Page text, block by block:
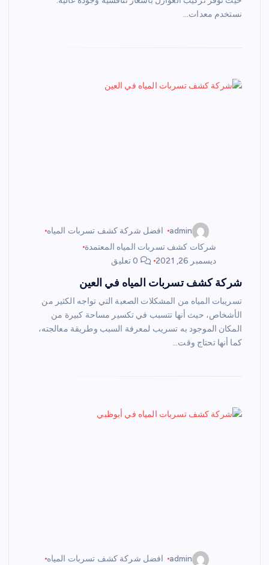
نستخدم معدات…
admin
افضل شركة كشف تسربات المياه
شركات كشف تسربات المياه المعتمدة
ديسمبر 26, 2021
شركة كشف تسربات المياه في العين
تسريبات المياه من المشكلات الصعبة التي تواجه الكثير من
الأشخاص، حيث أنها تتسبب في تكسير مساحة كبيرة من
المكان الموجود به تسريب لمعرفة السبب وطريقة معالجته،
كما أنها تحتاج وقت…
admin
افضل شركة كشف تسربات المياه